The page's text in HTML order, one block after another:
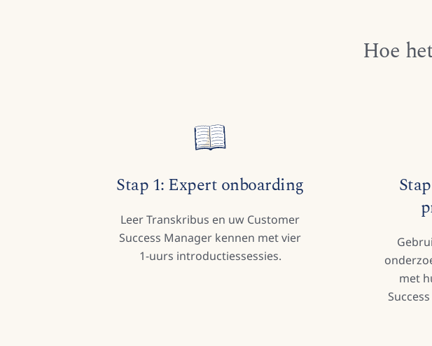
Hoe
Stap 1: Expert onboarding
Leer Transkribus en uw Customer
Success Manager kennen met vier
1-uurs introductiessessies.
met